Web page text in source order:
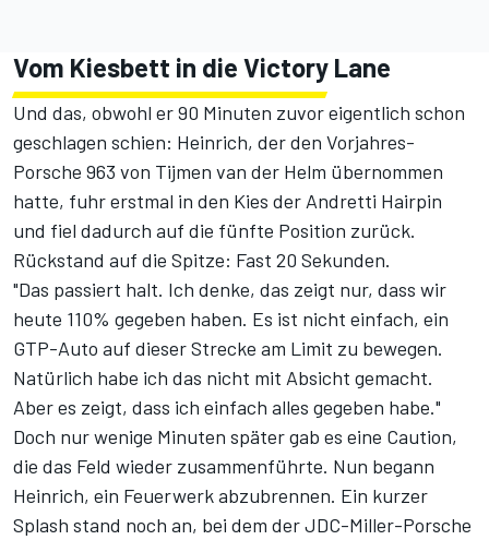
Vom Kiesbett in die Victory Lane
Und das, obwohl er 90 Minuten zuvor eigentlich schon
geschlagen schien: Heinrich, der den Vorjahres-
Porsche 963 von Tijmen van der Helm übernommen
hatte, fuhr erstmal in den Kies der Andretti Hairpin
und fiel dadurch auf die fünfte Position zurück.
Rückstand auf die Spitze: Fast 20 Sekunden.
"Das passiert halt. Ich denke, das zeigt nur, dass wir
heute 110% gegeben haben. Es ist nicht einfach, ein
GTP-Auto auf dieser Strecke am Limit zu bewegen.
Natürlich habe ich das nicht mit Absicht gemacht.
Aber es zeigt, dass ich einfach alles gegeben habe."
Doch nur wenige Minuten später gab es eine Caution,
die das Feld wieder zusammenführte. Nun begann
Heinrich, ein Feuerwerk abzubrennen. Ein kurzer
Splash stand noch an, bei dem der JDC-Miller-Porsche